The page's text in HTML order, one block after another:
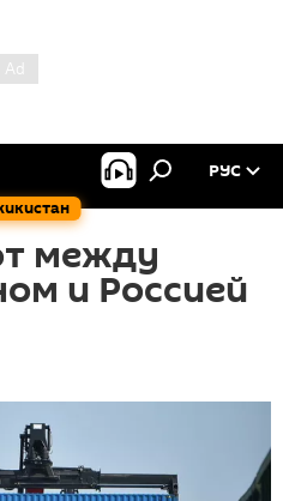
РУС
между
и Россией